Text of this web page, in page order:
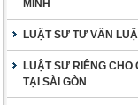
MINH
LUẬT SƯ TƯ VẤN
LUẬT SƯ RIÊNG CHO
TẠI SÀI GÒN